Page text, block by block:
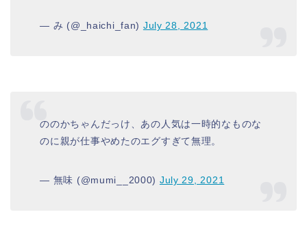
— み (@_haichi_fan) July 28, 2021
ののかちゃんだっけ、あの人気は一時的なものな
のに親が仕事やめたのエグすぎて無理。
— 無味 (@mumi__2000) July 29, 2021